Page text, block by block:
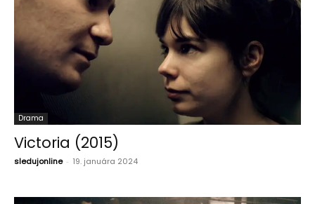
Drama
Victoria (2015)
sledujonline - 19. januára 2024